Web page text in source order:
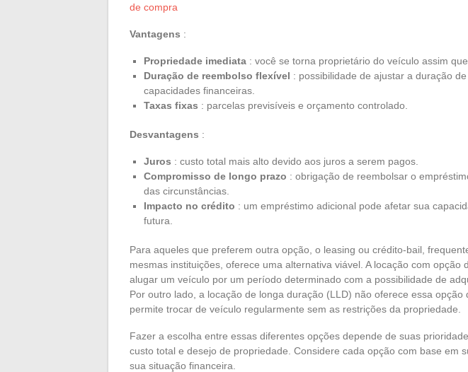
de compra
Vantagens :
Propriedade imediata : você se torna proprietário do veículo assim
Duração de reembolso flexível : possibilidade de ajustar a duração
capacidades financeiras.
Taxas fixas : parcelas previsíveis e orçamento controlado.
Desvantagens :
Juros : custo total mais alto devido aos juros a serem pagos.
Compromisso de longo prazo : obrigação de reembolsar o
das circunstâncias.
Impacto no crédito : um empréstimo adicional pode afetar sua
futura.
Para aqueles que preferem outra opção, o leasing ou crédito-bail,
mesmas instituições, oferece uma alternativa viável. A locação com opção
alugar um veículo por um período determinado com a possibilidade de
Por outro lado, a locação de longa duração (LLD) não oferece essa opção
permite trocar de veículo regularmente sem as restrições da propriedade.
Fazer a escolha entre essas diferentes opções depende de suas
custo total e desejo de propriedade. Considere cada opção com base em
sua situação financeira.